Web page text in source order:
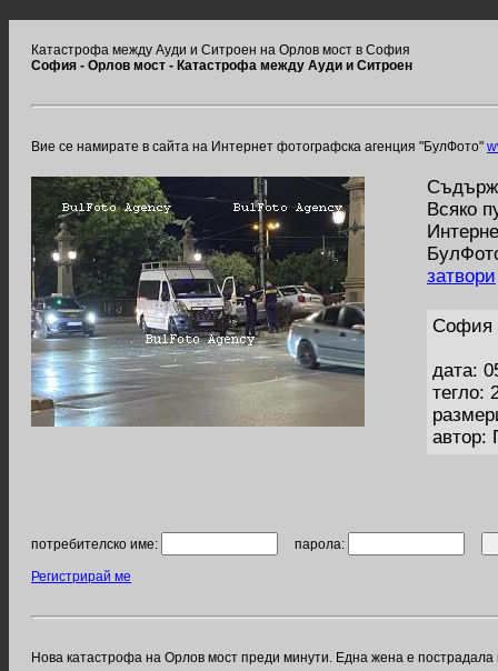
Катастрофа между Ауди и Ситроен на Орлов мост в София
София - Орлов мост - Катастрофа между Ауди и Ситроен
Вие се намирате в сайта на Интернет фотографска агенция "БулФото"
Всяко
затвори
София
дата:
тегло:
автор:
потребителско име: парола:
Регистрирай ме
Нова катастрофа на Орлов мост преди минути. Една жена е